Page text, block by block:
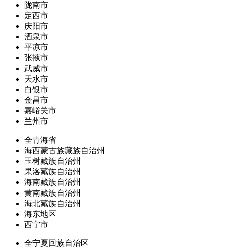
陇南市
定西市
庆阳市
酒泉市
平凉市
张掖市
武威市
天水市
白银市
金昌市
嘉峪关市
兰州市
全青海省
海西蒙古族藏族自治州
玉树藏族自治州
果洛藏族自治州
海南藏族自治州
黄南藏族自治州
海北藏族自治州
海东地区
西宁市
全宁夏回族自治区